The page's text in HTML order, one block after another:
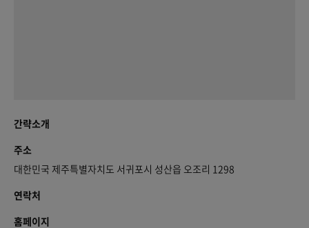
간략소개
주소
대한민국 제주특별자치도 서귀포시 성산읍 오조리 1298
연락처
홈페이지